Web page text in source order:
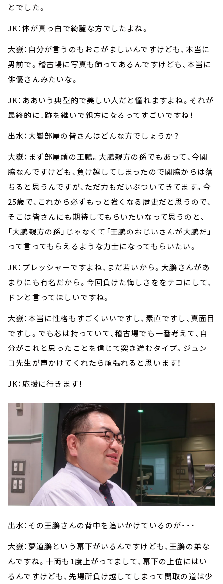
とでした。
JK：体が真っ白で綺麗な方でしたよね。
大嶽：自分が言うのもおこがましいんですけども、本当に
男前で。稽古場に写真も飾ってあるんですけども、本当に
俳優さんみたいな。
JK：ああいう典型的で美しい人だと憧れますよね。それが
最終的に、跡を継いで親方になるってすごいですね！
出水：大嶽部屋の皆さんはどんな方でしょうか？
大嶽：まず部屋頭の王鵬。大鵬親方の孫でもあって、今関
脇なんですけども、負け越してしまったので関脇からは落
ちると思うんですが、ただ力もだいぶついてきてます。今
25歳で、これから必ずもっと強くなる歴史だと思うので、
そこは皆さんにも期待してもらいたいなって思うのと、
「大鵬親方の孫」じゃなくて「王鵬のおじいさんが大鵬だ」
って言ってもらえるような力士になってもらいたい。
JK：プレッシャーですよね、まだ若いから。大鵬さんがあ
まりにも有名だから。今回負けた悔しさををテコにして、
ドンと言ってほしいですね。
大嶽：本当に性格もすごくいいですし、素直ですし、真面目
ですし。でも芯は持っていて、稽古場でも一番考えて、自
分がこれと思ったことを信じて突き進むタイプ。ジュン
コ先生が声かけてくれたら頑張れると思います！
JK：応援に行きます！
出水：その王鵬さんの背中を追いかけているのが・・・
大嶽：夢道鵬という幕下がいるんですけども、王鵬の弟な
んですね。十両も1度上がってまして、幕下の上位にはい
るんですけども、先場所負け越してしまって関取の道は少